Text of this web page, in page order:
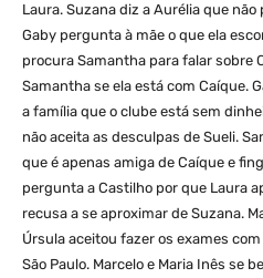
Laura. Suzana diz a Aurélia que
Gaby pergunta à mãe o que ela
procura Samantha para falar sobre
Samantha se ela está com Caíque.
a família que o clube está sem
não aceita as desculpas de Sueli.
que é apenas amiga de Caíque e
pergunta a Castilho por que Laura
recusa a se aproximar de Suzana.
Úrsula aceitou fazer os exames
São Paulo. Marcelo e Maria Inês se